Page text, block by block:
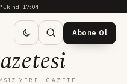
·İkindi 17:04
YEREL GAZETE
Abone Ol